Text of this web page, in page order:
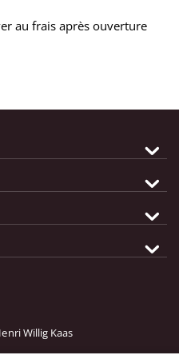
au frais après ouverture
Willig Kaas